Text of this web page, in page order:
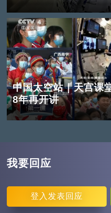
中国太空站｜天宫课
8年再开讲
我要回应
登入 发表回应